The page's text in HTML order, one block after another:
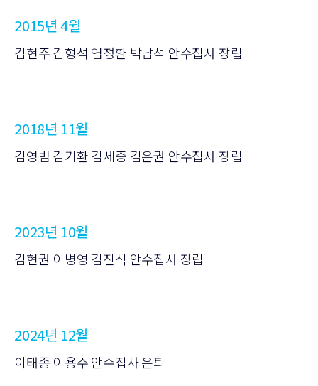
2015년 4월
김현주 김형석 염정환 박남석 안수집사 장립
2018년 11월
김영범 김기환 김세중 김은권 안수집사 장립
2023년 10월
김현권 이병영 김진석 안수집사 장립
2024년 12월
이태종 이용주 안수집사 은퇴